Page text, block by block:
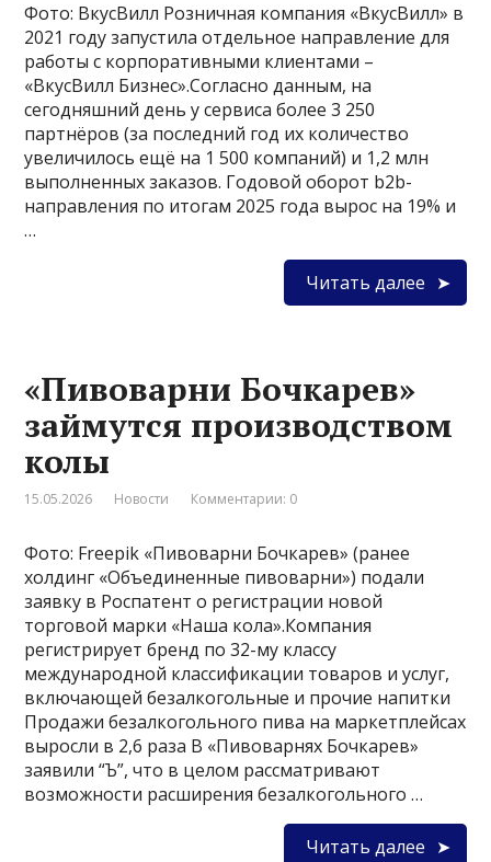
Фото: ВкусВилл Розничная компания «ВкусВилл» в
2021 году запустила отдельное направление для
работы с корпоративными клиентами –
«ВкусВилл Бизнес».Согласно данным, на
сегодняшний день у сервиса более 3 250
партнёров (за последний год их количество
увеличилось ещё на 1 500 компаний) и 1,2 млн
выполненных заказов. Годовой оборот b2b-
направления по итогам 2025 года вырос на 19% и
…
Читать далее
«Пивоварни Бочкарев»
займутся производством
колы
15.05.2026 Новости Комментарии: 0
Фото: Freepik «Пивоварни Бочкарев» (ранее
холдинг «Объединенные пивоварни») подали
заявку в Роспатент о регистрации новой
торговой марки «Наша кола».Компания
регистрирует бренд по 32-му классу
международной классификации товаров и услуг,
включающей безалкогольные и прочие напитки
Продажи безалкогольного пива на маркетплейсах
выросли в 2,6 раза В «Пивоварнях Бочкарев»
заявили “Ъ”, что в целом рассматривают
возможности расширения безалкогольного …
Читать далее